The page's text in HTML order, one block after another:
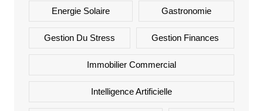
Energie Solaire Gastronomie
Gestion Du Stress Gestion Finances
Immobilier Commercial
Intelligence Artificielle